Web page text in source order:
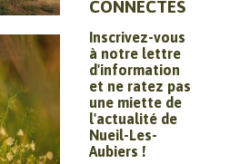
CONNECTÉS
Inscrivez-vous
à notre lettre
d'information
et ne ratez pas
une miette de
l'actualité de
Nueil-Les-
Aubiers !